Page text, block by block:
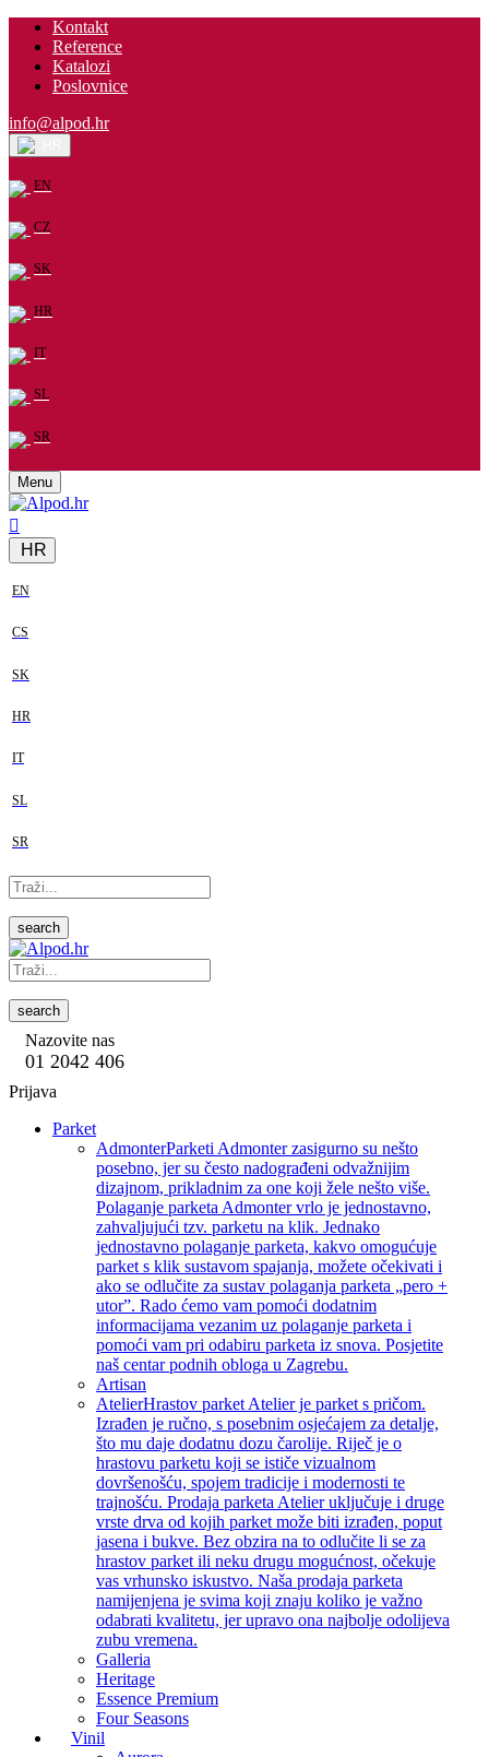
Kontakt
Reference
Katalozi
Poslovnice
info@alpod.hr
EN
CZ
SK
HR
IT
SL
SR
Menu
HR
EN
CS
SK
HR
IT
SL
SR
search
search
Nazovite nas
01 2042 406
Prijava
Parket
AdmonterParketi Admonter zasigurno su nešto
posebno, jer su često nadograđeni odvažnijim
dizajnom, prikladnim za one koji žele nešto više.
Polaganje parketa Admonter vrlo je jednostavno,
zahvaljujući tzv. parketu na klik. Jednako
jednostavno polaganje parketa, kakvo omogućuje
parket s klik sustavom spajanja, možete očekivati i
ako se odlučite za sustav polaganja parketa „pero +
utor”. Rado ćemo vam pomoći dodatnim
informacijama vezanim uz polaganje parketa i
pomoći vam pri odabiru parketa iz snova. Posjetite
naš centar podnih obloga u Zagrebu.
Artisan
AtelierHrastov parket Atelier je parket s pričom.
Izrađen je ručno, s posebnim osjećajem za detalje,
što mu daje dodatnu dozu čarolije. Riječ je o
hrastovu parketu koji se ističe vizualnom
dovršenošću, spojem tradicije i modernosti te
trajnošću. Prodaja parketa Atelier uključuje i druge
vrste drva od kojih parket može biti izrađen, poput
jasena i bukve. Bez obzira na to odlučite li se za
hrastov parket ili neku drugu mogućnost, očekuje
vas vrhunsko iskustvo. Naša prodaja parketa
namijenjena je svima koji znaju koliko je važno
odabrati kvalitetu, jer upravo ona najbolje odolijeva
zubu vremena.
Galleria
Heritage
Essence Premium
Four Seasons
Vinil